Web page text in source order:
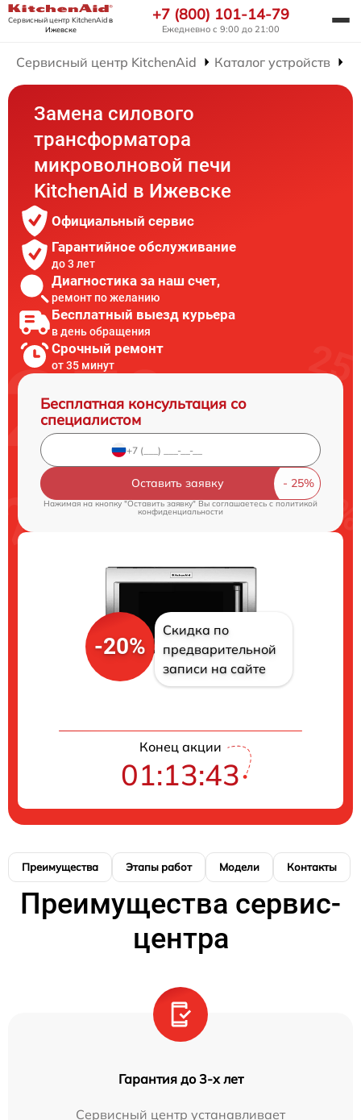
Сервисный центр KitchenAidв
Ижевске
+7 (800) 101-14-79
Ежедневно с 9:00 до 21:00
Сервисный центр KitchenAid Каталог устройств
Замена силового
трансформатора
микроволновой печи
KitchenAid в Ижевске
Официальный сервис
Гарантийное обслуживание
до 3 лет
Диагностика за наш счет,
ремонт по желанию
Бесплатный выезд курьера
в день обращения
Срочный ремонт
от 35 минут
Бесплатная консультация со
специалистом
Оставить заявку
Нажимая на кнопку "Оставить заявку" Вы соглашаетесь cполитикой
конфиденциальности
-20%
Скидка по
предварительной
записи на сайте
Конец акции
01:13:42
Преимущества Этапы работ Модели Контакты
Преимущества сервис-
центра
Гарантия до 3-х лет
Сервисный центр устанавливает